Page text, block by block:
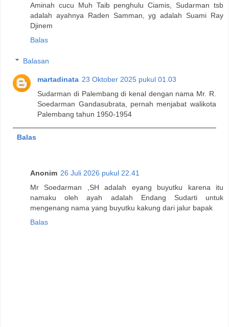
Aminah cucu Muh Taib penghulu Ciamis, Sudarman tsb
adalah ayahnya Raden Samman, yg adalah Suami Ray
Djinem
Balas
Balasan
martadinata 23 Oktober 2025 pukul 01.03
Sudarman di Palembang di kenal dengan nama Mr. R.
Soedarman Gandasubrata, pernah menjabat walikota
Palembang tahun 1950-1954
Balas
Anonim 26 Juli 2026 pukul 22.41
Mr Soedarman ,SH adalah eyang buyutku karena itu
namaku oleh ayah adalah Endang Sudarti untuk
mengenang nama yang buyutku kakung dari jalur bapak
Balas